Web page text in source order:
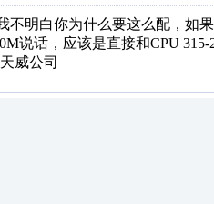
不明白你为什么要这么配，如
说话，应该是直接和CPU
威公司